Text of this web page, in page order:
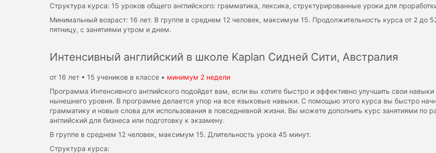
Структура курса: 15 уроков общего английского: грамматика, лексика, структурированные уроки для
Минимальный возраст: 16 лет. В группе в среднем 12 человек, максимум 15. Продолжительность курса от 2 до
пятницу, с занятиями утром и днем.
Интенсивный английский в школе Kaplan Сидней Сити, Австралия
от 16 лет • 15 учеников в классе • минимум 2 недели
Программа Интенсивного английского подойдет вам, если вы хотите быстро и эффективно улучшить свои
нынешнего уровня. В программе делается упор на все языковые навыки. С помощью этого курса вы быстро
грамматику и новые слова для использования в повседневной жизни. Вы можете дополнить курс занятиями по
английский для бизнеса или подготовку к экзамену.
В группе в среднем 12 человек, максимум 15. Длительность урока 45 минут.
Структура курса: